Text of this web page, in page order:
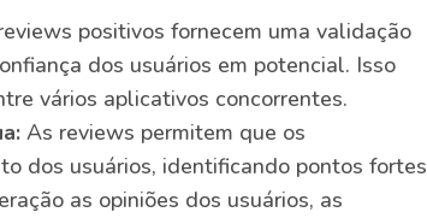
positivos fornecem uma validação
dos usuários em potencial. Isso
vários aplicativos concorrentes.
As reviews permitem que os
dos usuários, identificando pontos fortes
as opiniões dos usuários, as